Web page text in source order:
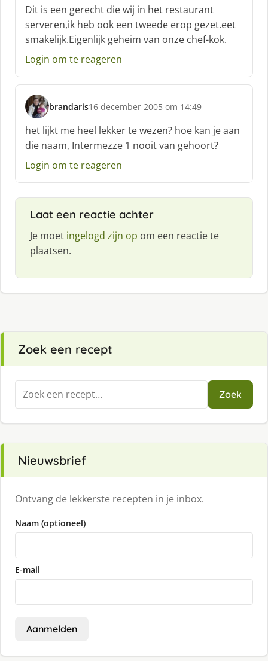
c
h
r
e
e
:
Dit is een gerecht die wij in het restaurant
serveren,ik heb ook een tweede erop gezet.eet
smakelijk.Eigenlijk geheim van onze chef-kok.
Login om te reageren
brandaris
s
c
h
r
e
:
16 december 2005 om 14:49
het lijkt me heel lekker te wezen? hoe kan je aan
die naam, Intermezze 1 nooit van gehoort?
Login om te reageren
Laat een reactie achter
Je moet ingelogd zijn op om een reactie te
plaatsen.
Zoek een recept
Zoeken
naar:
Zoek
Nieuwsbrief
Ontvang de lekkerste recepten in je inbox.
Naam (optioneel)
E-mail
Aanmelden